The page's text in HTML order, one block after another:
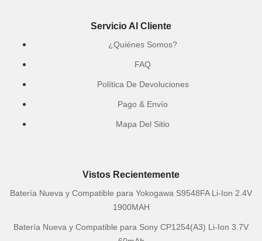
Servicio Al Cliente
¿Quiénes Somos?
FAQ
Política De Devoluciones
Pago & Envío
Mapa Del Sitio
Vistos Recientemente
Batería Nueva y Compatible para Yokogawa S9548FA Li-Ion 2.4V
1900MAH
Batería Nueva y Compatible para Sony CP1254(A3) Li-Ion 3.7V